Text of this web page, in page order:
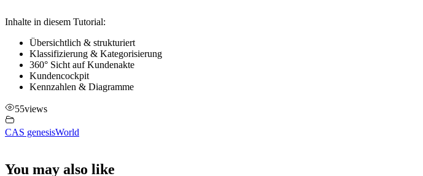
Inhalte in diesem Tutorial:
Übersichtlich & strukturiert
Klassifizierung & Kategorisierung
360° Sicht auf Kundenakte
Kundencockpit
Kennzahlen & Diagramme
55views
CAS genesisWorld
You may also like